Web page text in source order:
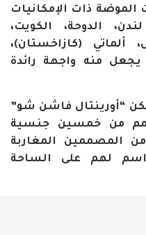
الموضة ذات الإمكانيات
الدوحة، الكويت،
(كازاخستان)،
يجعل منه واجهة رائدة
“أورينتال فاشن شو”
أزيد من 100 مصمم من خمسين جنسية
المصممين المغاربة
لهم على الساحة